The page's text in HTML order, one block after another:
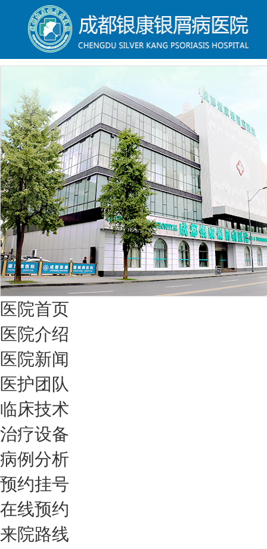
医院首页
医院介绍
医院新闻
医护团队
临床技术
治疗设备
病例分析
预约挂号
在线预约
来院路线